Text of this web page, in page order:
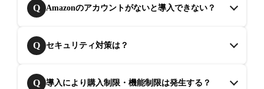
Q Amazonのアカウントがないと導入できない？
Q セキュリティ対策は？
Q 導入により購入制限・機能制限は発生する？